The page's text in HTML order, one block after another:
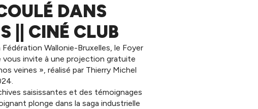
DANS
|| CINÉ CLUB
Wallonie-Bruxelles, le Foyer
vous invite à une projection gratuite
veines », réalisé par Thierry Michel
saisissantes et des témoignages
plonge dans la saga industrielle